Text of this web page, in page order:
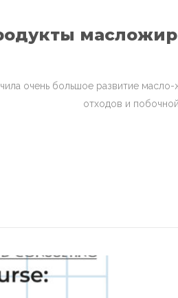
очень большое развитие
отходов и